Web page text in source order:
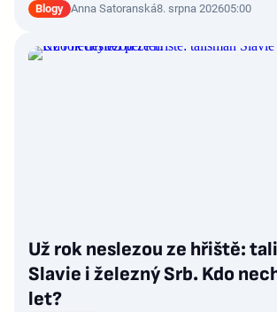
Blogy Anna Satoranská8. srpna 202605:00
Už rok neslezou ze hřiště:
Slavie i železný Srb. Kdo
let?